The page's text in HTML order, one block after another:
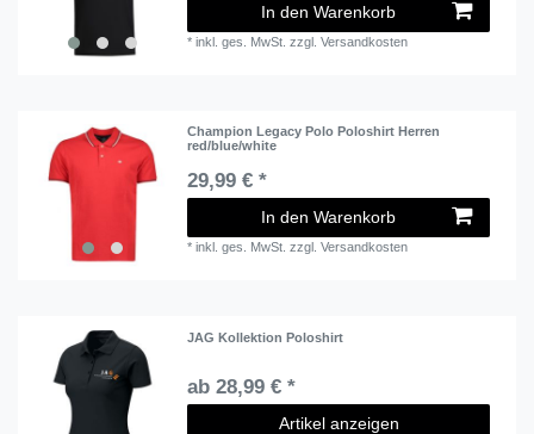
In den Warenkorb
*inkl. ges. MwSt. zzgl.Versandkosten
Champion Legacy Polo Poloshirt Herren
red/blue/white
29,99 € *
In den Warenkorb
*inkl. ges. MwSt. zzgl.Versandkosten
JAG Kollektion Poloshirt
ab 28,99 € *
Artikel anzeigen